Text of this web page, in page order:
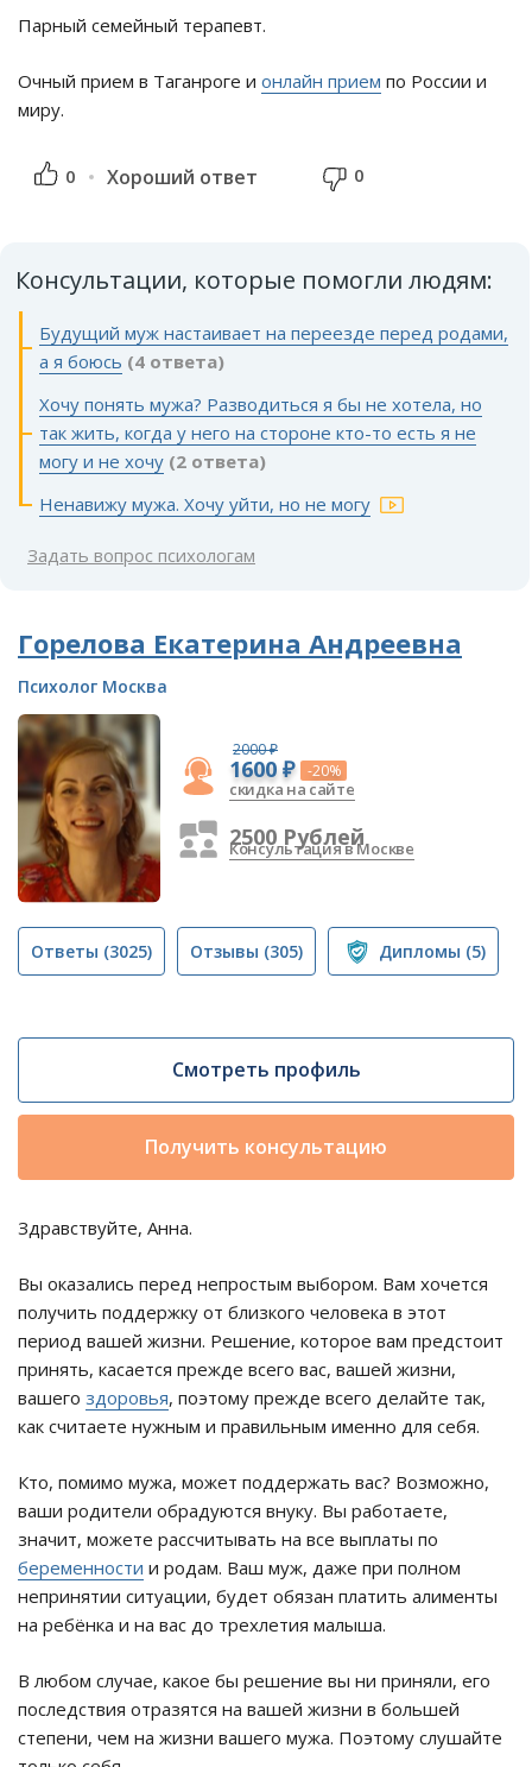
Парный семейный терапевт.
Очный прием в Таганроге и онлайн прием по России и
миру.
0 Хороший ответ 0
Консультации, которые помогли людям:
Будущий муж настаивает на переезде перед родами,
а я боюсь (4 ответа)
Хочу понять мужа? Разводиться я бы не хотела, но
так жить, когда у него на стороне кто-то есть я не
могу и не хочу (2 ответа)
Ненавижу мужа. Хочу уйти, но не могу
Задать вопрос психологам
Горелова Екатерина Андреевна
Психолог Москва
2000 ₽
1600 ₽ -20%
скидка на сайте
2500 Рублей
Консультация в Москве
Ответы (3025) Отзывы (305) Дипломы (5)
Смотреть профиль
Получить консультацию
Здравствуйте, Анна.
Вы оказались перед непростым выбором. Вам хочется
получить поддержку от близкого человека в этот
период вашей жизни. Решение, которое вам предстоит
принять, касается прежде всего вас, вашей жизни,
вашего здоровья, поэтому прежде всего делайте так,
как считаете нужным и правильным именно для себя.
Кто, помимо мужа, может поддержать вас? Возможно,
ваши родители обрадуются внуку. Вы работаете,
значит, можете рассчитывать на все выплаты по
беременности и родам. Ваш муж, даже при полном
непринятии ситуации, будет обязан платить алименты
на ребёнка и на вас до трехлетия малыша.
В любом случае, какое бы решение вы ни приняли, его
последствия отразятся на вашей жизни в большей
степени, чем на жизни вашего мужа. Поэтому слушайте